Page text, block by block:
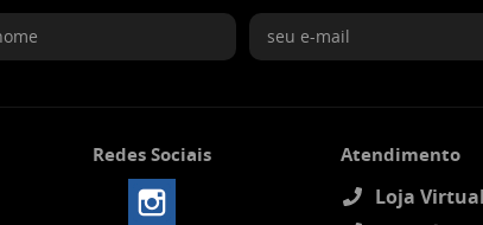
Redes Sociais Atendimento
Loja